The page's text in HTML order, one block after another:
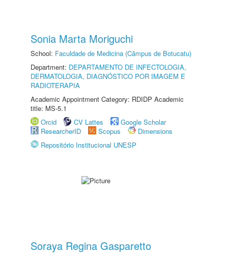
Sonia Marta Moriguchi
School: Faculdade de Medicina (Câmpus de Botucatu)
Department: DEPARTAMENTO DE INFECTOLOGIA,
DERMATOLOGIA, DIAGNÓSTICO POR IMAGEM E
RADIOTERAPIA
Academic Appointment Category: RDIDP Academic
title: MS-5.1
Orcid
CV Lattes
Google Scholar
ResearcherID
Scopus
Dimensions
Repositório Institucional UNESP
Soraya Regina Gasparetto